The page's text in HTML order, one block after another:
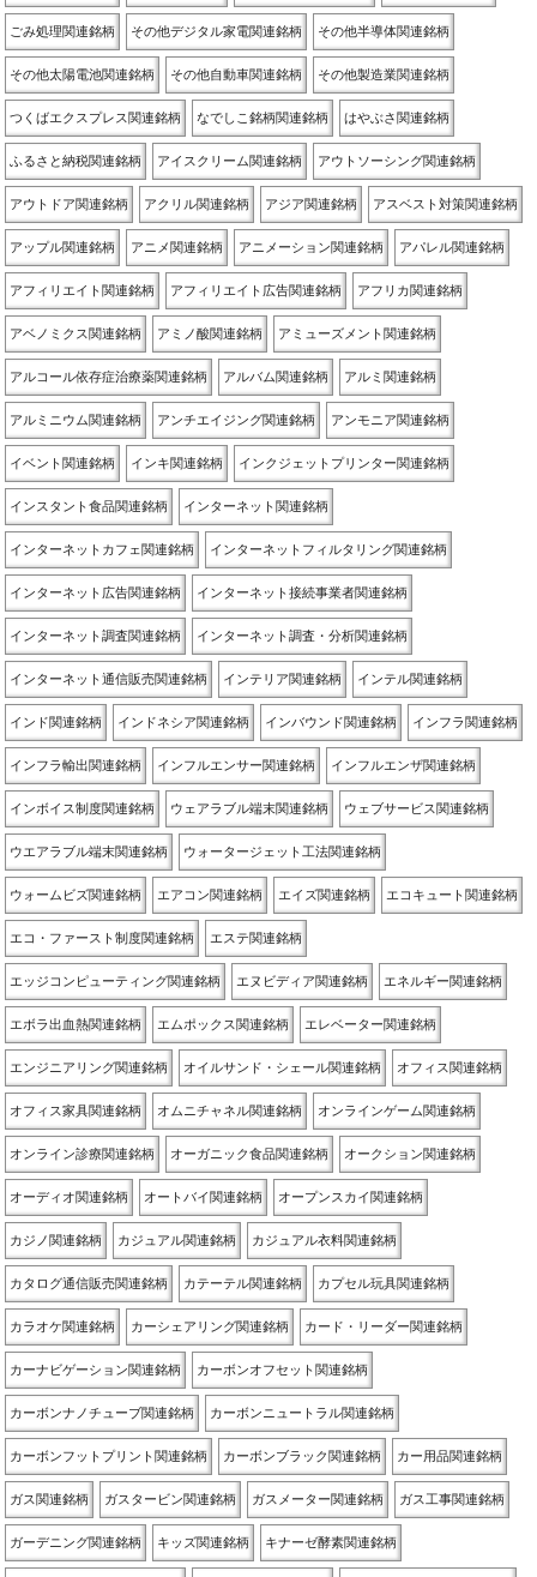
ごみ処理関連銘柄 その他デジタル家電関連銘柄 その他半導体関連銘柄
その他太陽電池関連銘柄 その他自動車関連銘柄 その他製造業関連銘柄
つくばエクスプレス関連銘柄 なでしこ銘柄関連銘柄 はやぶさ関連銘柄
ふるさと納税関連銘柄 アイスクリーム関連銘柄 アウトソーシング関連銘柄
アウトドア関連銘柄 アクリル関連銘柄 アジア関連銘柄 アスベスト対策関連銘柄
アップル関連銘柄 アニメ関連銘柄 アニメーション関連銘柄 アパレル関連銘柄
アフィリエイト関連銘柄 アフィリエイト広告関連銘柄 アフリカ関連銘柄
アベノミクス関連銘柄 アミノ酸関連銘柄 アミューズメント関連銘柄
アルコール依存症治療薬関連銘柄 アルバム関連銘柄 アルミ関連銘柄
アルミニウム関連銘柄 アンチエイジング関連銘柄 アンモニア関連銘柄
イベント関連銘柄 インキ関連銘柄 インクジェットプリンター関連銘柄
インスタント食品関連銘柄 インターネット関連銘柄
インターネットカフェ関連銘柄 インターネットフィルタリング関連銘柄
インターネット広告関連銘柄 インターネット接続事業者関連銘柄
インターネット調査関連銘柄 インターネット調査・分析関連銘柄
インターネット通信販売関連銘柄 インテリア関連銘柄 インテル関連銘柄
インド関連銘柄 インドネシア関連銘柄 インバウンド関連銘柄 インフラ関連銘柄
インフラ輸出関連銘柄 インフルエンサー関連銘柄 インフルエンザ関連銘柄
インボイス制度関連銘柄 ウェアラブル端末関連銘柄 ウェブサービス関連銘柄
ウエアラブル端末関連銘柄 ウォータージェット工法関連銘柄
ウォームビズ関連銘柄 エアコン関連銘柄 エイズ関連銘柄 エコキュート関連銘柄
エコ・ファースト制度関連銘柄 エステ関連銘柄
エッジコンピューティング関連銘柄 エヌビディア関連銘柄 エネルギー関連銘柄
エボラ出血熱関連銘柄 エムポックス関連銘柄 エレベーター関連銘柄
エンジニアリング関連銘柄 オイルサンド・シェール関連銘柄 オフィス関連銘柄
オフィス家具関連銘柄 オムニチャネル関連銘柄 オンラインゲーム関連銘柄
オンライン診療関連銘柄 オーガニック食品関連銘柄 オークション関連銘柄
オーディオ関連銘柄 オートバイ関連銘柄 オープンスカイ関連銘柄
カジノ関連銘柄 カジュアル関連銘柄 カジュアル衣料関連銘柄
カタログ通信販売関連銘柄 カテーテル関連銘柄 カプセル玩具関連銘柄
カラオケ関連銘柄 カーシェアリング関連銘柄 カード・リーダー関連銘柄
カーナビゲーション関連銘柄 カーボンオフセット関連銘柄
カーボンナノチューブ関連銘柄 カーボンニュートラル関連銘柄
カーボンフットプリント関連銘柄 カーボンブラック関連銘柄 カー用品関連銘柄
ガス関連銘柄 ガスタービン関連銘柄 ガスメーター関連銘柄 ガス工事関連銘柄
ガーデニング関連銘柄 キッズ関連銘柄 キナーゼ酵素関連銘柄